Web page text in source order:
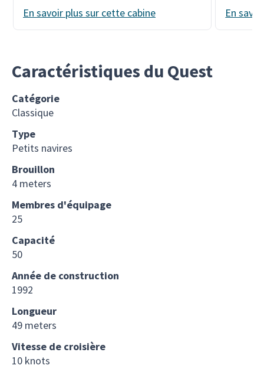
En savoir plus sur cette cabine
En
Caractéristiques du Quest
Catégorie
Classique
Type
Petits navires
Brouillon
4 meters
Membres d'équipage
25
Capacité
50
Année de construction
1992
Longueur
49 meters
Vitesse de croisière
10 knots